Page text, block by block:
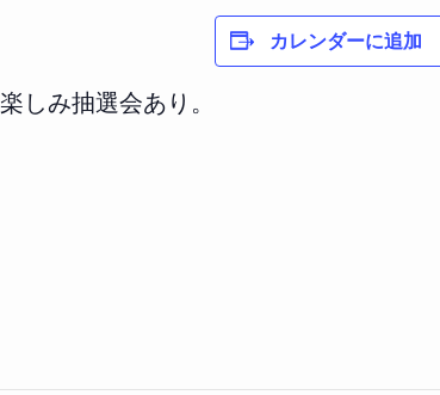
しみ抽選会あり。
カレンダーに追加